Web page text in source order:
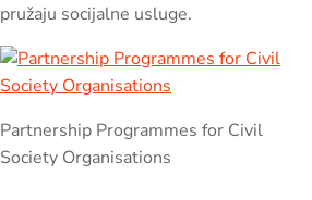
pružaju socijalne usluge.
Partnership Programmes for Civil
Society Organisations